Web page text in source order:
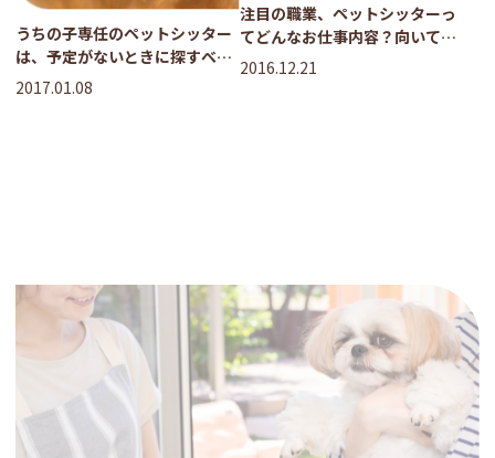
うちの子専任のペットシッター
は、予定がないときに探すべ
き！
2017.01.08
注目の職業、ペットシッターっ
てどんなお仕事内容？向いてる
人はどんな人？
2016.12.21